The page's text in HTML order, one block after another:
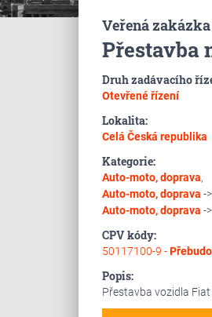
Veřená zakázka
Přestavba
Druh zadávacího
Otevřené řízení
Lokalita:
Celá Česká republika
Kategorie:
Auto-moto, doprava,
Auto-moto, doprava ->
Auto-moto, doprava ->
CPV kódy:
50117100-9 -
Popis:
Přestavba vozidla